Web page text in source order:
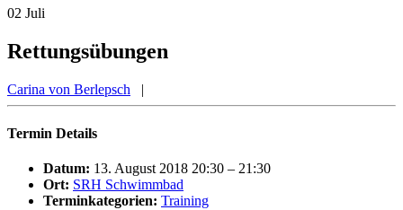
02 Juli
Rettungsübungen
Carina von Berlepsch |
Termin Details
Datum: 13. August 2018 20:30 – 21:30
Ort: SRH Schwimmbad
Terminkategorien: Training